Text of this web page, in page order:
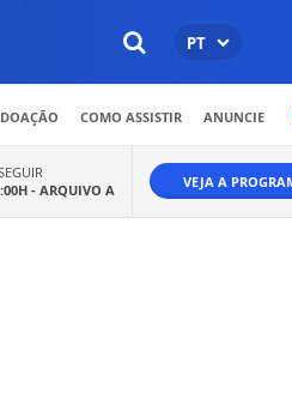
PT
COMO ASSISTIR ANUNCIE
- ARQUIVO A VEJA A